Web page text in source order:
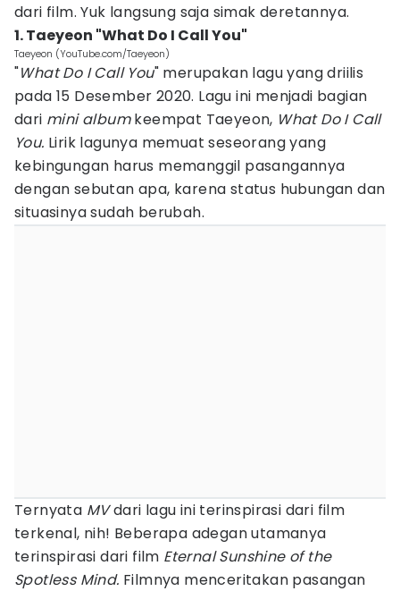
dari film. Yuk langsung saja simak deretannya.
1. Taeyeon "What Do I Call You"
Taeyeon (YouTube.com/Taeyeon)
"What Do I Call You" merupakan lagu yang driilis
pada 15 Desember 2020. Lagu ini menjadi bagian
dari mini albumkeempat Taeyeon, What Do I Call
You. Lirik lagunya memuat seseorang yang
kebingungan harus memanggil pasangannya
dengan sebutan apa, karena status hubungan dan
situasinya sudah berubah.
Ternyata MVdari lagu ini terinspirasi dari film
terkenal, nih! Beberapa adegan utamanya
terinspirasi dari film Eternal Sunshine of the
Spotless Mind. Filmnya menceritakan pasangan